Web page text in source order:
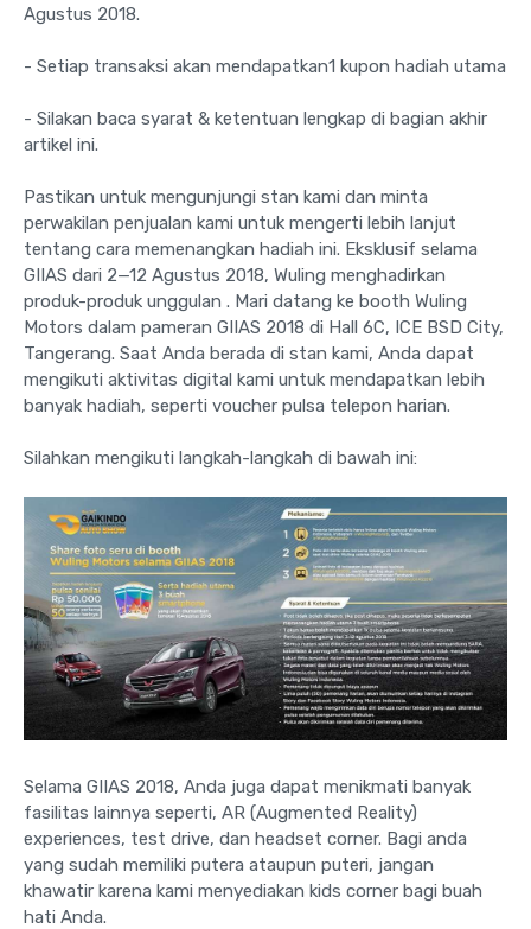
Agustus 2018.
- Setiap transaksi akan mendapatkan1 kupon hadiah utama
- Silakan baca syarat & ketentuan lengkap di bagian akhir
artikel ini.
Pastikan untuk mengunjungi stan kami dan minta
perwakilan penjualan kami untuk mengerti lebih lanjut
tentang cara memenangkan hadiah ini. Eksklusif selama
GIIAS dari 2—12 Agustus 2018, Wuling menghadirkan
produk-produk unggulan . Mari datang ke booth Wuling
Motors dalam pameran GIIAS 2018 di Hall 6C, ICE BSD City,
Tangerang. Saat Anda berada di stan kami, Anda dapat
mengikuti aktivitas digital kami untuk mendapatkan lebih
banyak hadiah, seperti voucher pulsa telepon harian.
Silahkan mengikuti langkah-langkah di bawah ini:
Selama GIIAS 2018, Anda juga dapat menikmati banyak
fasilitas lainnya seperti, AR (Augmented Reality)
experiences, test drive, dan headset corner. Bagi anda
yang sudah memiliki putera ataupun puteri, jangan
khawatir karena kami menyediakan kids corner bagi buah
hati Anda.